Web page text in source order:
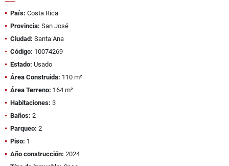
País: Costa Rica
Provincia: San José
Ciudad: Santa Ana
Código: 10074269
Estado: Usado
Área Construida: 110 m²
Área Terreno: 164 m²
Habitaciones: 3
Baños: 2
Parqueo: 2
Piso: 1
Año construcción: 2024